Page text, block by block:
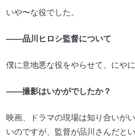
いや〜な役でした。
――品川ヒロシ監督について
僕に意地悪な役をやらせて、にや
――撮影はいかがでしたか？
映画、ドラマの現場は知り合いが
いのですが、監督が品川さんだと